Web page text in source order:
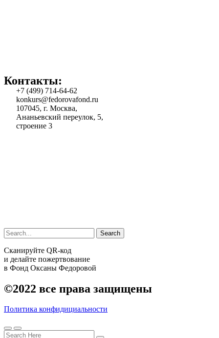
Контакты:
+7 (499) 714-64-62
konkurs@fedorovafond.ru
107045, г. Москва,
Ананьевский переулок, 5,
строение 3
Search
Сканируйте QR-код
и делайте пожертвование
в Фонд Оксаны Федоровой
©2022 все права защищены
Политика конфидициальности